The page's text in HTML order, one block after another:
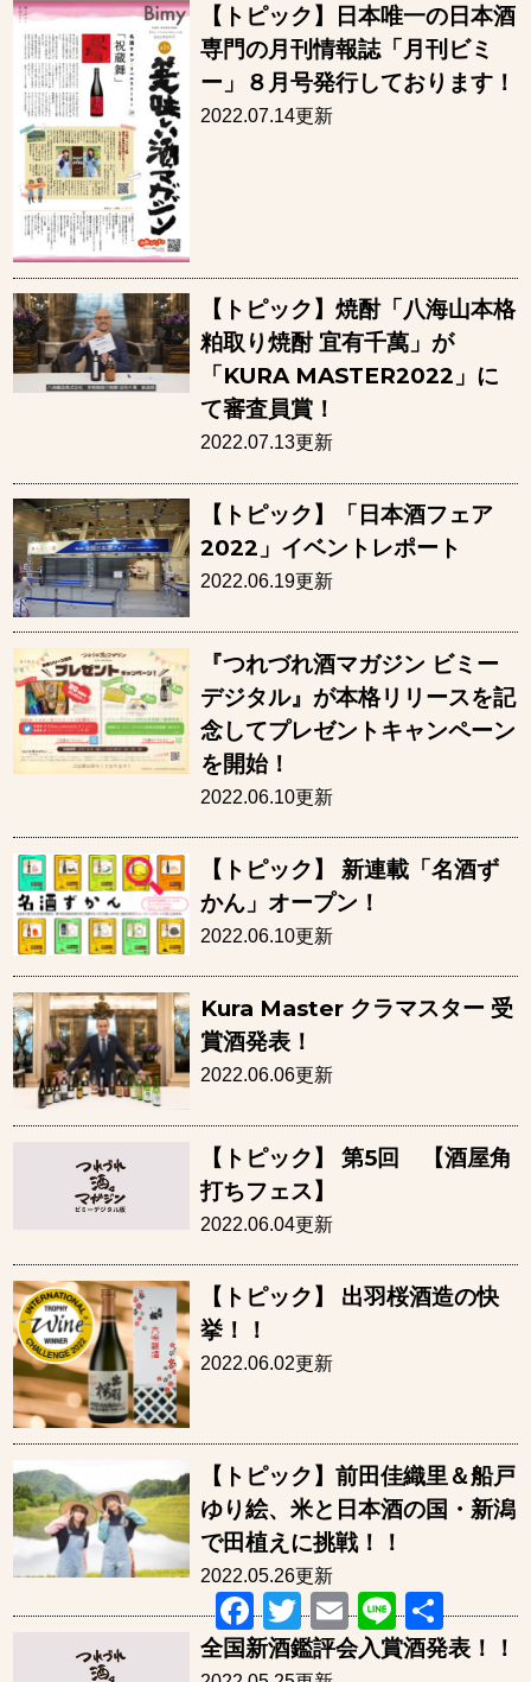
【トピック】日本唯一の日本酒
専門の月刊情報誌「月刊ビミ
ー」８月号発行しております！
2022.07.14更新
【トピック】焼酎「八海山本格
粕取り焼酎 宜有千萬」が
「KURA MASTER2022」に
て審査員賞！
2022.07.13更新
【トピック】「日本酒フェア
2022」イベントレポート
2022.06.19更新
『つれづれ酒マガジン ビミー
デジタル』が本格リリースを記
念してプレゼントキャンペーン
を開始！
2022.06.10更新
【トピック】 新連載「名酒ず
かん」オープン！
2022.06.10更新
Kura Master クラマスター 受
賞酒発表！
2022.06.06更新
【トピック】 第5回 【酒屋角
打ちフェス】
2022.06.04更新
【トピック】 出羽桜酒造の快
挙！！
2022.06.02更新
【トピック】前田佳織里＆船戸
ゆり絵、米と日本酒の国・新潟
で田植えに挑戦！！
2022.05.26更新
全国新酒鑑評会入賞酒発表！！
Facebook
Twitter Email Line
有